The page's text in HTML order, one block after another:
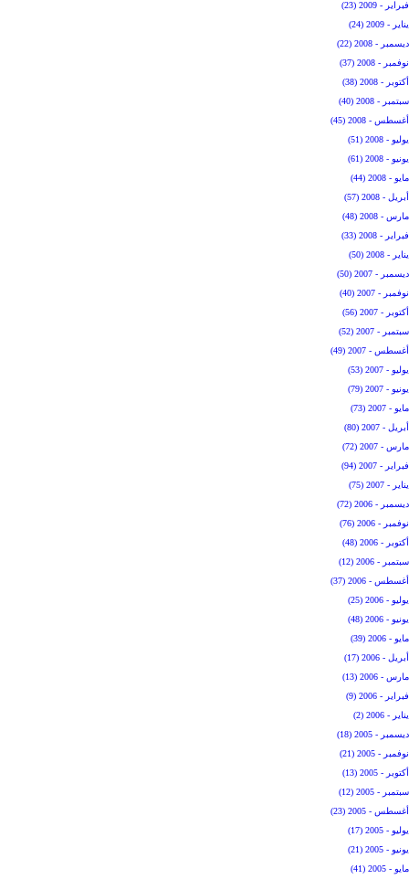
فبراير - 2009 (23)
يناير - 2009 (24)
ديسمبر - 2008 (22)
نوفمبر - 2008 (37)
أكتوبر - 2008 (38)
سبتمبر - 2008 (40)
أغسطس - 2008 (45)
يوليو - 2008 (51)
يونيو - 2008 (61)
مايو - 2008 (44)
أبريل - 2008 (57)
مارس - 2008 (48)
فبراير - 2008 (33)
يناير - 2008 (50)
ديسمبر - 2007 (50)
نوفمبر - 2007 (40)
أكتوبر - 2007 (56)
سبتمبر - 2007 (52)
أغسطس - 2007 (49)
يوليو - 2007 (53)
يونيو - 2007 (79)
مايو - 2007 (73)
أبريل - 2007 (80)
مارس - 2007 (72)
فبراير - 2007 (94)
يناير - 2007 (75)
ديسمبر - 2006 (72)
نوفمبر - 2006 (76)
أكتوبر - 2006 (48)
سبتمبر - 2006 (12)
أغسطس - 2006 (37)
يوليو - 2006 (25)
يونيو - 2006 (48)
مايو - 2006 (39)
أبريل - 2006 (17)
مارس - 2006 (13)
فبراير - 2006 (9)
يناير - 2006 (2)
ديسمبر - 2005 (18)
نوفمبر - 2005 (21)
أكتوبر - 2005 (13)
سبتمبر - 2005 (12)
أغسطس - 2005 (23)
يوليو - 2005 (17)
يونيو - 2005 (21)
مايو - 2005 (41)